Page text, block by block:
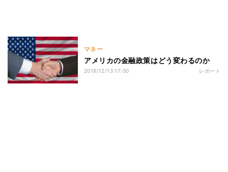
マネー
アメリカの金融政策はどう変わるのか
2019/12/13 17:00 レポート